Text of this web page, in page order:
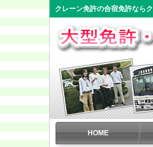
クレーン免許の合宿免許なら
HOME